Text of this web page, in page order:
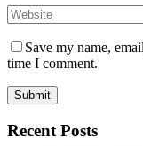
Save my name,
time I comment.
Recent Posts